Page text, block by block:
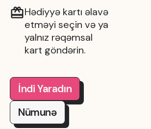
Hədiyyə kartı əlavə
etməyi seçin və ya
yalnız rəqəmsal
kart göndərin.
İndi Yaradın
Nümunə